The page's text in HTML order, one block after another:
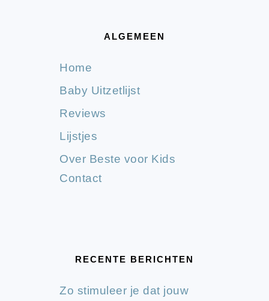
ALGEMEEN
Home
Baby Uitzetlijst
Reviews
Lijstjes
Over Beste voor Kids
Contact
RECENTE BERICHTEN
Zo stimuleer je dat jouw